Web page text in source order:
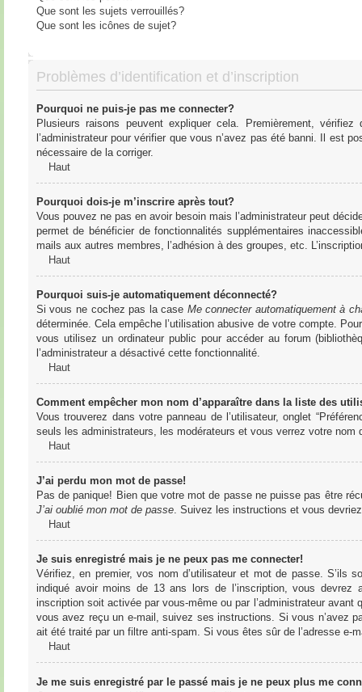
Que sont les sujets verrouillés?
Que sont les icônes de sujet?
Problèmes d’identification et d’inscription
Pourquoi ne puis-je pas me connecter?
Plusieurs raisons peuvent expliquer cela. Premièrement,
l’administrateur pour vérifier que vous n’avez pas été banni. Il est
nécessaire de la corriger.
Haut
Pourquoi dois-je m’inscrire après tout?
Vous pouvez ne pas en avoir besoin mais l’administrateur peut
permet de bénéficier de fonctionnalités supplémentaires
mails aux autres membres, l’adhésion à des groupes, etc.
Haut
Pourquoi suis-je automatiquement déconnecté?
Si vous ne cochez pas la case Me connecter automatiquement à
déterminée. Cela empêche l’utilisation abusive de votre compte.
vous utilisez un ordinateur public pour accéder au forum
l’administrateur a désactivé cette fonctionnalité.
Haut
Comment empêcher mon nom d’apparaître dans la liste des
Vous trouverez dans votre panneau de l’utilisateur, onglet
seuls les administrateurs, les modérateurs et vous verrez votre
Haut
J’ai perdu mon mot de passe!
Pas de panique! Bien que votre mot de passe ne puisse pas être
J’ai oublié mon mot de passe. Suivez les instructions et vous
Haut
Je suis enregistré mais je ne peux pas me connecter!
Vérifiez, en premier, vos nom d’utilisateur et mot de passe.
indiqué avoir moins de 13 ans lors de l’inscription, vous
inscription soit activée par vous-même ou par l’administrateur
vous avez reçu un e-mail, suivez ses instructions. Si vous n’avez
ait été traité par un filtre anti-spam. Si vous êtes sûr de l’adresse e-
Haut
Je me suis enregistré par le passé mais je ne peux plus me